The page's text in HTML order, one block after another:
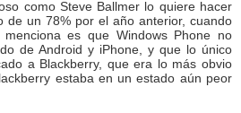
como Steve Ballmer lo quiere hacer
de un 78% por el año anterior, cuando
es que Windows Phone no
de Android y iPhone, y que lo único
a Blackberry, que era lo más obvio
estaba en un estado aún peor